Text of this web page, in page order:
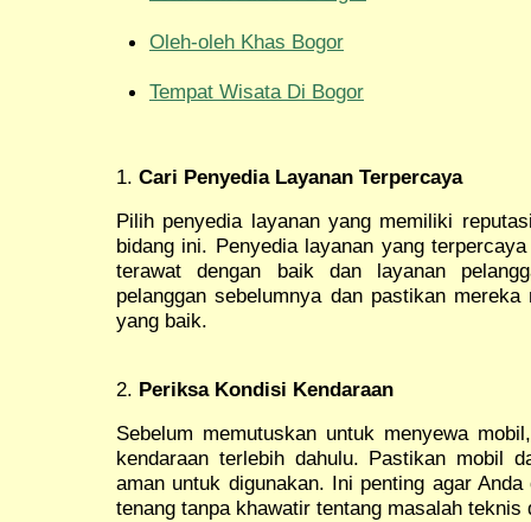
Oleh-oleh Khas Bogor
Tempat Wisata Di Bogor
1. Cari Penyedia Layanan Terpercaya
Pilih penyedia layanan yang memiliki
bidang ini. Penyedia layanan yang
terawat dengan baik dan layanan
pelanggan sebelumnya dan pastikan
yang baik.
2. Periksa Kondisi Kendaraan
Sebelum memutuskan untuk menyewa
kendaraan terlebih dahulu. Pastikan mobil
aman untuk digunakan. Ini penting agar
tenang tanpa khawatir tentang masalah teknis